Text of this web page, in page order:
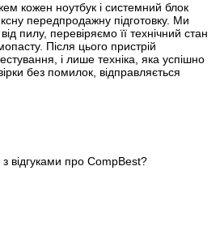
кожен ноутбук і системний блок
передпродажну підготовку. Ми
пилу, перевіряємо її технічний стан
Після цього пристрій
і лише техніка, яка успішно
без помилок, відправляється
відгуками про CompBest?